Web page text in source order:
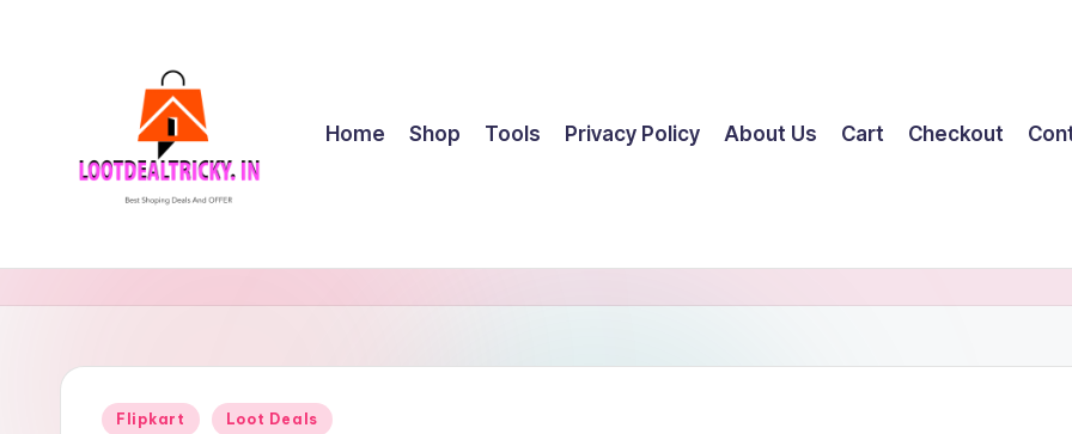
l
o
oShopping
Home Shop Tools Privacy Policy About Us Cart Checkout
Posted
Flipkart Loot Deals